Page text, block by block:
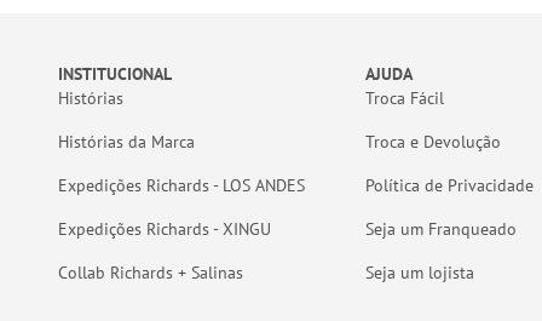
INSTITUCIONAL
Histórias
Histórias da Marca
Expedições Richards - LOS ANDES
Expedições Richards - XINGU
Collab Richards + Salinas
AJUDA
Troca Fácil
Troca e Devolução
Política de Privacidade
Seja um Franqueado
Seja um lojista